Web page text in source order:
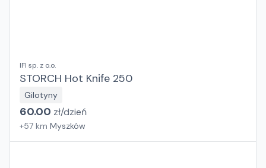
IFI sp. z o.o.
STORCH Hot Knife 250
Gilotyny
60.00 zł/dzień
+57 km Myszków